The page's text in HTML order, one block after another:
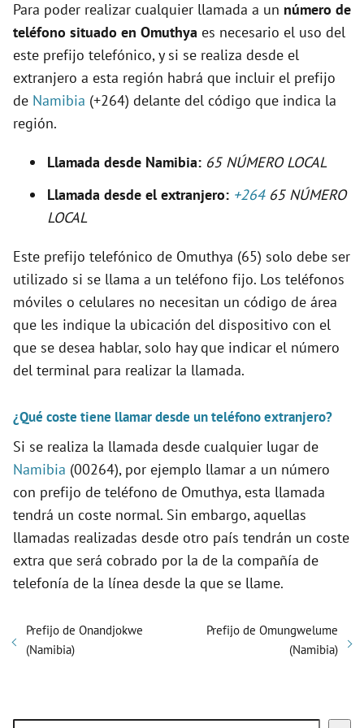
e
o
Para poder realizar cualquier llamada a un número de
teléfono situado en Omuthya es necesario el uso del
este prefijo telefónico, y si se realiza desde el
extranjero a esta región habrá que incluir el prefijo
de Namibia (+264) delante del código que indica la
región.
Llamada desde Namibia: 65 NÚMERO LOCAL
Llamada desde el extranjero: +26465 NÚMERO
LOCAL
Este prefijo telefónico de Omuthya (65) solo debe ser
utilizado si se llama a un teléfono fijo. Los teléfonos
móviles o celulares no necesitan un código de área
que les indique la ubicación del dispositivo con el
que se desea hablar, solo hay que indicar el número
del terminal para realizar la llamada.
¿Qué coste tiene llamar desde un teléfono extranjero?
Si se realiza la llamada desde cualquier lugar de
Namibia (00264), por ejemplo llamar a un número
con prefijo de teléfono de Omuthya, esta llamada
tendrá un coste normal. Sin embargo, aquellas
llamadas realizadas desde otro país tendrán un coste
extra que será cobrado por la de la compañía de
telefonía de la línea desde la que se llame.
Prefijo de Onandjokwe
(Namibia)
Prefijo de Omungwelume
(Namibia)